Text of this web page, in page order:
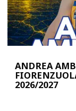
ANDREA
2026/2027